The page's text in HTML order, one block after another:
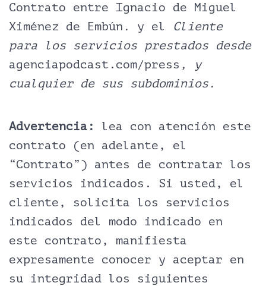
Contrato entre Ignacio de Miguel
Ximénez de Embún . y el Cliente
para los servicios prestados desde
agenciapodcast.com/press , y
cualquier de sus subdominios.
Advertencia:
lea con atención este
contrato (en adelante, el
“Contrato”) antes de contratar los
servicios indicados. Si usted, el
cliente, solicita los servicios
indicados del modo indicado en
este contrato, manifiesta
expresamente conocer y aceptar en
su integridad los siguientes